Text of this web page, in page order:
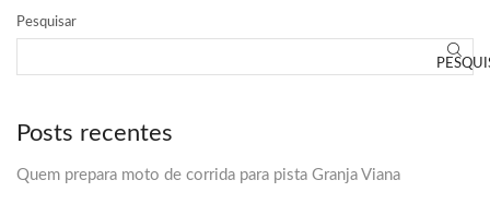
Pesquisar
Posts recentes
Quem prepara moto de corrida para pista Granja Viana